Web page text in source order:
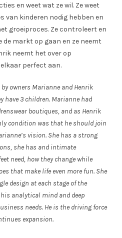
en weet wat ze wil. Ze weet
van kinderen nodig hebben en
groeiproces. Ze controleert en
de markt op gaan en ze neemt
neemt het over op
perfect aan.
owners Marianne and Henrik
have 3 children. Marianne had
boutiques, and as Henrik
condition was that he should join
vision. She has a strong
she has and intimate
need, how they change while
that make life even more fun. She
design at each stage of the
analytical mind and deep
needs. He is the driving force
expansion.